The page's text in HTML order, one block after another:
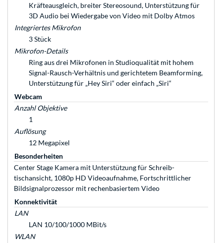
Kräfteausgleich, breiter Stereosound, Unterstützung für
3D Audio bei Wiedergabe von Video mit Dolby Atmos
Integriertes Mikrofon
3 Stück
Mikrofon-Details
Ring aus drei Mikrofonen in Studioqualität mit hohem
Signal-Rausch-Verhältnis und gerichtetem Beamforming,
Unterstützung für „Hey Siri“ oder ein­fach „Siri“
Webcam
Anzahl Objektive
1
Auflösung
12 Megapixel
Besonderheiten
Center Stage Kamera mit Unter­stüt­zung für Schreib­
tischansicht, 1080p HD Video­auf­nahme, Fort­schrittlicher
Bildsignal­prozessor mit rechen­basiertem Video
Konnektivität
LAN
LAN 10/100/1000 MBit/s
WLAN